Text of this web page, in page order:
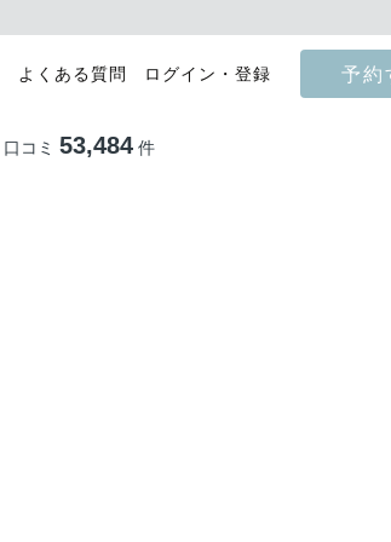
よくある質問 ログイン・登録 予約
口コミ 53,484件